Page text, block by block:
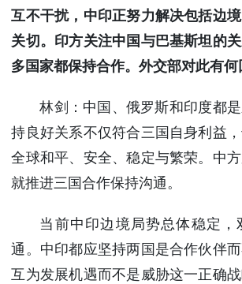
互不干扰，中印正努力解决包括边
关切。印方关注中国与巴基斯坦的
多国家都保持合作。外交部对此有何
林剑：中国、俄罗斯和印度都
持良好关系不仅符合三国自身利益
全球和平、安全、稳定与繁荣。中
就推进三国合作保持沟通。
当前中印边境局势总体稳定，
通。中印都应坚持两国是合作伙伴而
互为发展机遇而不是威胁这一正确